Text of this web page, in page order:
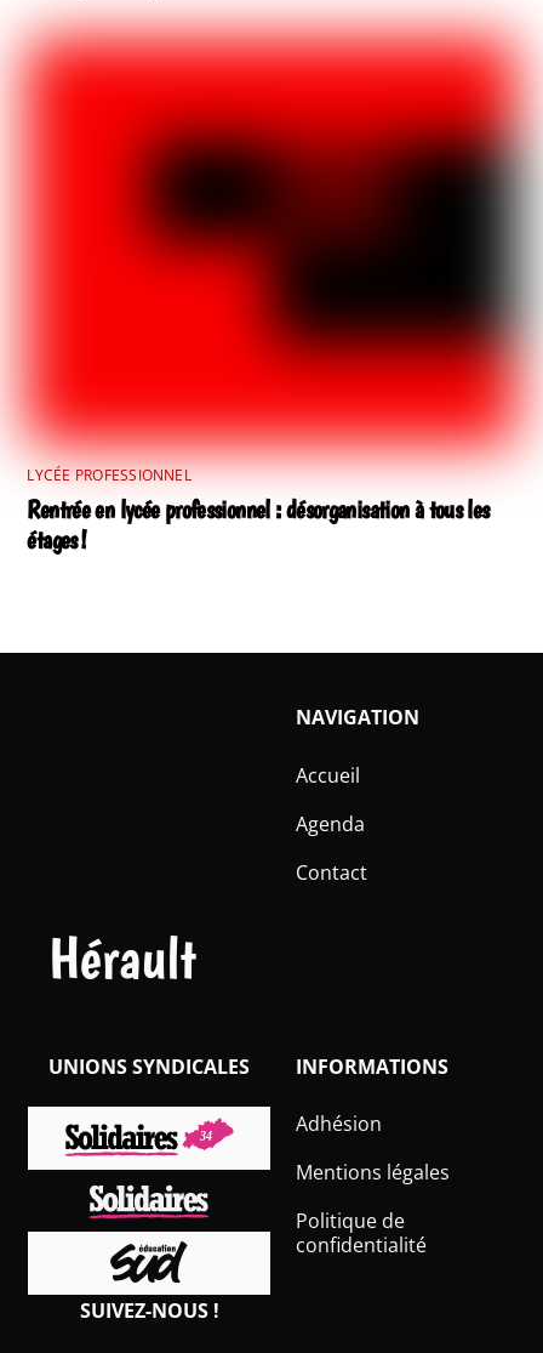
LYCÉE PROFESSIONNEL
Rentrée en lycée professionnel : désorganisation à tous les
étages !
Hérault
NAVIGATION
Accueil
Agenda
Contact
INFORMATIONS
Adhésion
Mentions légales
Politique de
confidentialité
SUIVEZ-NOUS !
UNIONS SYNDICALES